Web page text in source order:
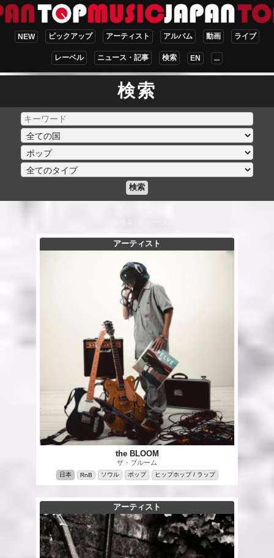
NEW ピックアップ アーティスト アルバム 動画 ライブ
レーベル ニュース・記事 検索 EN ...
検索
検索
アーティスト
the BLOOM
ザ・ブルーム
日本 RnB ソウル ポップ ヒップホップ / ラップ
アーティスト